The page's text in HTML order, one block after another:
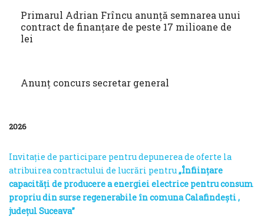
Primarul Adrian Frîncu anunță semnarea unui
contract de finanțare de peste 17 milioane de
lei
Anunț concurs secretar general
2026
Invitație de participare pentru depunerea de oferte la
atribuirea contractului de lucrări pentru„Înființare
capacități de producere a energiei electrice pentru consum
propriu din surse regenerabile în comuna Calafindești ,
județul Suceava”